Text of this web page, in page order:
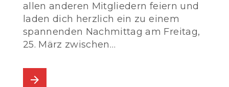
allen anderen Mitgliedern feiern und
laden dich herzlich ein zu einem
spannenden Nachmittag am Freitag,
25. März zwischen…
arrow_forward